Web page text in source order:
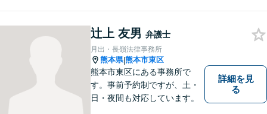
辻上 友男 弁護士
月出・長嶺法律事務所
熊本県|熊本市東区
熊本市東区にある事務所で
す。事前予約制ですが、土・
日・夜間も対応しています。
詳細を見
る